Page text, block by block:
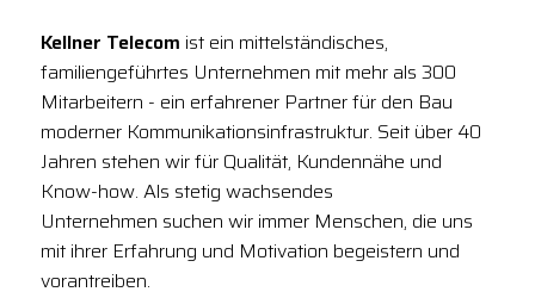
Kellner Telecom ist ein mittelständisches,
familiengeführtes Unternehmen mit mehr als 300
Mitarbeitern - ein erfahrener Partner für den Bau
moderner Kommunikationsinfrastruktur. Seit über 40
Jahren stehen wir für Qualität, Kundennähe und
Know-how. Als stetig wachsendes
Unternehmen suchen wir immer Menschen, die uns
mit ihrer Erfahrung und Motivation begeistern und
vorantreiben.